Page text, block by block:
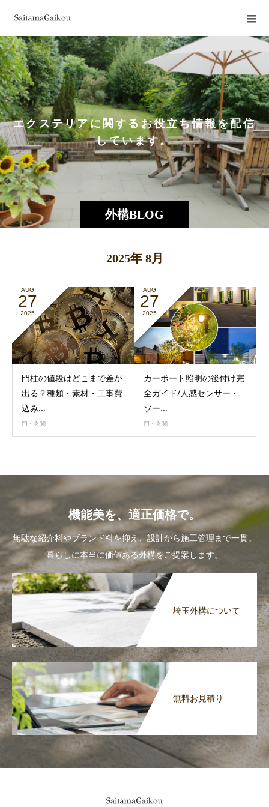
外構BLOG
エクステリアに関するお役立ち情報を配信
しています。
2025年 8月
AUG
27
2025
門柱の値段はどこまで差が
出る？種類・素材・工事費
込み...
門・玄関
AUG
27
2025
カーポート照明の後付け完
全ガイド/人感センサー・
ソー...
門・玄関
機能美を、適正価格で。
無駄な紹介料やブランド料を抑え、設計から施工管理まで一貫。
暮らしに本当に価値ある外構をご提案します。
埼玉外構について
無料お見積り